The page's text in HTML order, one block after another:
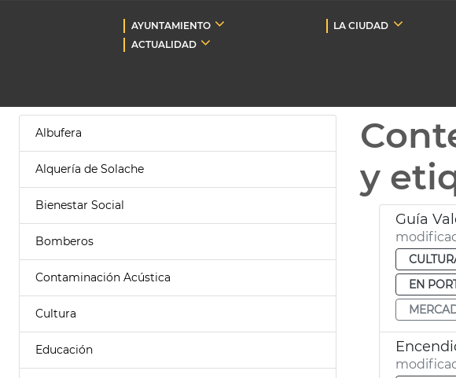
AYUNTAMIENTO LA CIUDAD
ACTUALIDAD
Albufera
Alquería de Solache
Bienestar Social
Bomberos
Contaminación Acústica
Cultura
Educación
y
Guía
EN